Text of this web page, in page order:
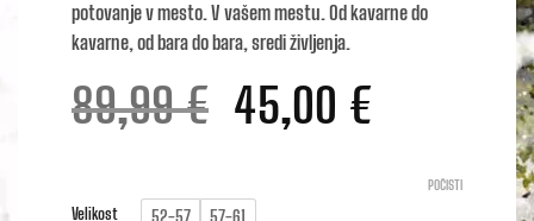
potovanje v mesto. V vašem mestu. Od kavarne do
kavarne, od bara do bara, sredi življenja.
89,99€ Izvirna
je
45,00 €Trenutna
Velikost 52-57 57-61
POČISTI